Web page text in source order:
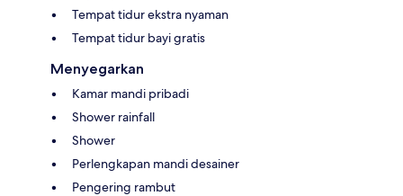
Tempat tidur ekstra nyaman
Tempat tidur bayi gratis
Menyegarkan
Kamar mandi pribadi
Shower rainfall
Shower
Perlengkapan mandi desainer
Pengering rambut